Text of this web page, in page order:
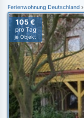
Ferienwohnung Deutschland
105 €
pro Tag
je Objekt